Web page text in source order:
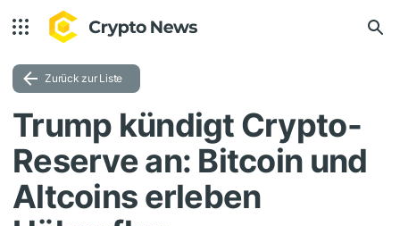
Zurück zur Liste
Trump kündigt Crypto-
Reserve an: Bitcoin und
Altcoins erleben